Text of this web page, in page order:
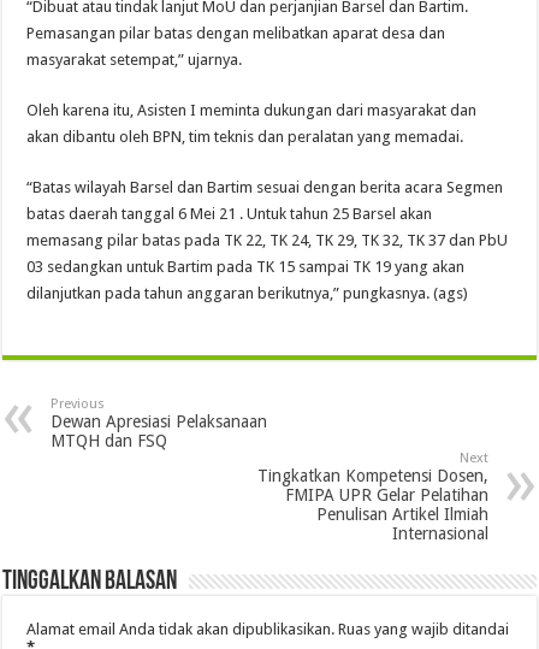
“Dibuat atau tindak lanjut MoU dan perjanjian Barsel dan Bartim.
Pemasangan pilar batas dengan melibatkan aparat desa dan
masyarakat setempat,” ujarnya.
Oleh karena itu, Asisten I meminta dukungan dari masyarakat dan
akan dibantu oleh BPN, tim teknis dan peralatan yang memadai.
“Batas wilayah Barsel dan Bartim sesuai dengan berita acara Segmen
batas daerah tanggal 6 Mei 21 . Untuk tahun 25 Barsel akan
memasang pilar batas pada TK 22, TK 24, TK 29, TK 32, TK 37 dan PbU
03 sedangkan untuk Bartim pada TK 15 sampai TK 19 yang akan
dilanjutkan pada tahun anggaran berikutnya,” pungkasnya. (ags)
Previous
Dewan Apresiasi Pelaksanaan
MTQH dan FSQ
Next
Tingkatkan Kompetensi Dosen,
FMIPA UPR Gelar Pelatihan
Penulisan Artikel Ilmiah
Internasional
Tinggalkan Balasan
Alamat email Anda tidak akan dipublikasikan. Ruas yang wajib ditandai